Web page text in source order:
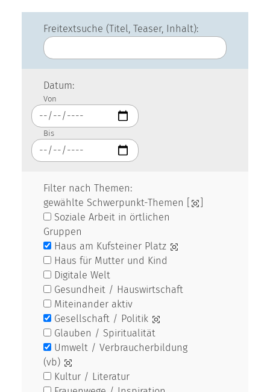
Freitextsuche (Titel, Teaser, Inhalt):
Datum:
Von
Bis
Filter nach Themen:
gewählte Schwerpunkt-Themen [
Soziale Arbeit in örtlichen
Gruppen
Haus am Kufsteiner Platz
Haus für Mutter und Kind
Digitale Welt
Gesundheit / Hauswirtschaft
Miteinander aktiv
Gesellschaft / Politik
Glauben / Spiritualität
Umwelt / Verbraucherbildung
(vb)
Kultur / Literatur